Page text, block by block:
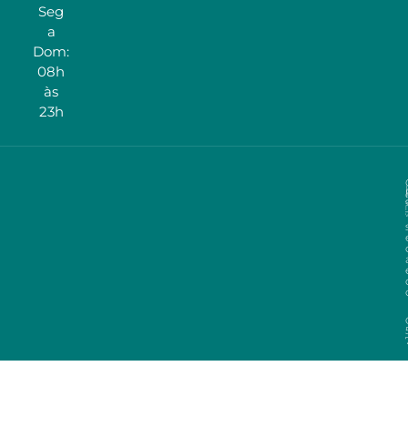
Seg
a
Dom:
08h
às
23h